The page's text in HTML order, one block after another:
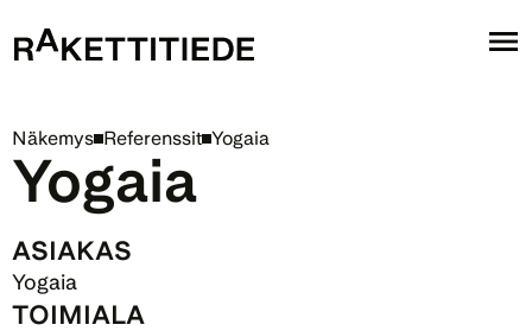
Näkemys Referenssit Yogaia
Yogaia
ASIAKAS
Yogaia
TOIMIALA